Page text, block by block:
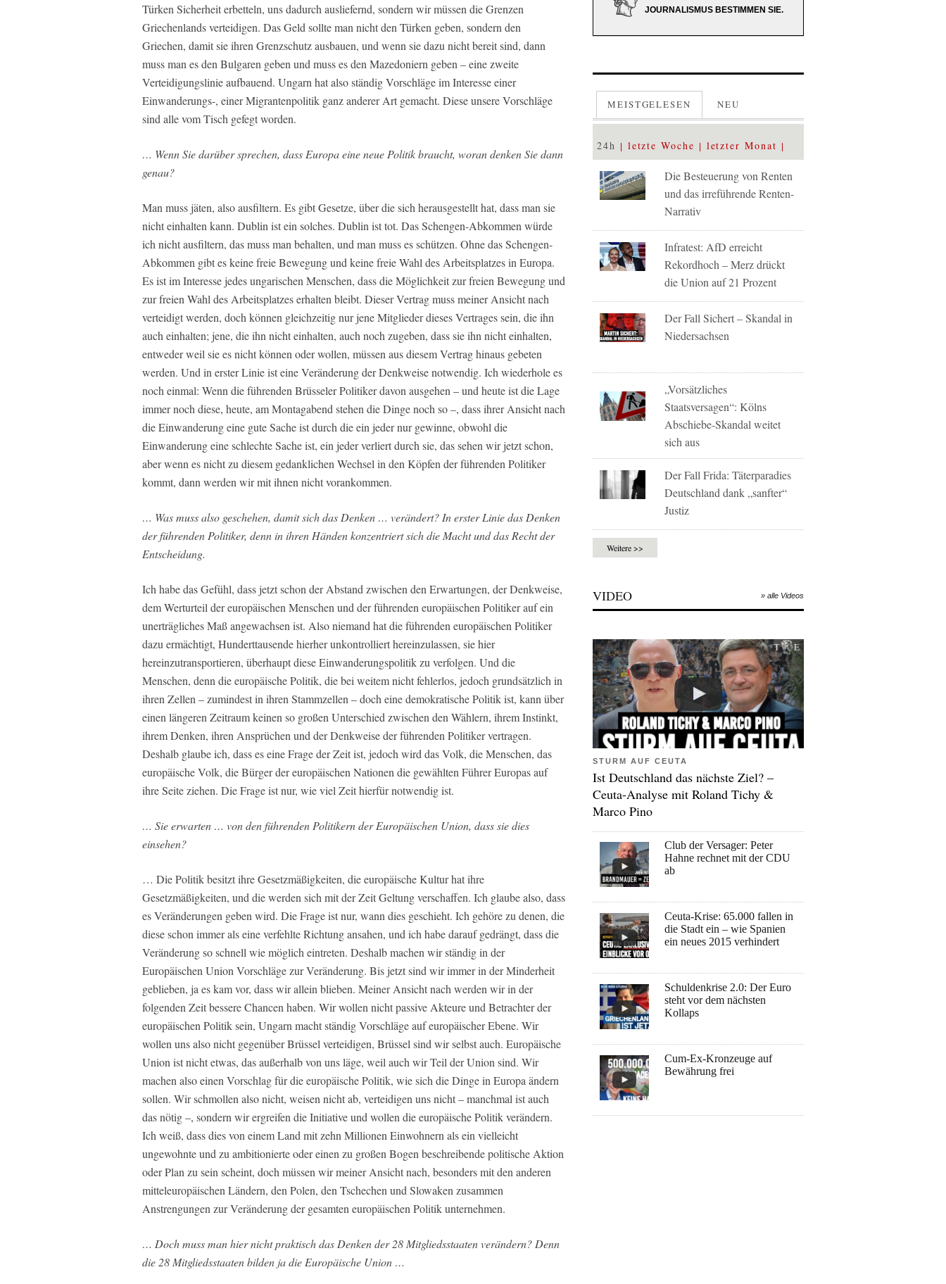
Türken Sicherheit erbetteln, uns dadurch ausliefernd, sondern wir müssen die Grenzen
Griechenlands verteidigen. Das Geld sollte man nicht den Türken geben, sondern den
Griechen, damit sie ihren Grenzschutz ausbauen, und wenn sie dazu nicht bereit sind, dann
muss man es den Bulgaren geben und muss es den Mazedoniern geben – eine zweite
Verteidigungslinie aufbauend. Ungarn hat also ständig Vorschläge im Interesse einer
Einwanderungs-, einer Migrantenpolitik ganz anderer Art gemacht. Diese unsere Vorschläge
sind alle vom Tisch gefegt worden.
… Wenn Sie darüber sprechen, dass Europa eine neue Politik braucht, woran denken Sie dann
genau?
Man muss jäten, also ausfiltern. Es gibt Gesetze, über die sich herausgestellt hat, dass man sie
nicht einhalten kann. Dublin ist ein solches. Dublin ist tot. Das Schengen-Abkommen würde
ich nicht ausfiltern, das muss man behalten, und man muss es schützen. Ohne das Schengen-
Abkommen gibt es keine freie Bewegung und keine freie Wahl des Arbeitsplatzes in Europa.
Es ist im Interesse jedes ungarischen Menschen, dass die Möglichkeit zur freien Bewegung und
zur freien Wahl des Arbeitsplatzes erhalten bleibt. Dieser Vertrag muss meiner Ansicht nach
verteidigt werden, doch können gleichzeitig nur jene Mitglieder dieses Vertrages sein, die ihn
auch einhalten; jene, die ihn nicht einhalten, auch noch zugeben, dass sie ihn nicht einhalten,
entweder weil sie es nicht können oder wollen, müssen aus diesem Vertrag hinaus gebeten
werden. Und in erster Linie ist eine Veränderung der Denkweise notwendig. Ich wiederhole es
noch einmal: Wenn die führenden Brüsseler Politiker davon ausgehen – und heute ist die Lage
immer noch diese, heute, am Montagabend stehen die Dinge noch so –, dass ihrer Ansicht nach
die Einwanderung eine gute Sache ist durch die ein jeder nur gewinne, obwohl die
Einwanderung eine schlechte Sache ist, ein jeder verliert durch sie, das sehen wir jetzt schon,
aber wenn es nicht zu diesem gedanklichen Wechsel in den Köpfen der führenden Politiker
kommt, dann werden wir mit ihnen nicht vorankommen.
… Was muss also geschehen, damit sich das Denken … verändert? In erster Linie das Denken
der führenden Politiker, denn in ihren Händen konzentriert sich die Macht und das Recht der
Entscheidung.
Ich habe das Gefühl, dass jetzt schon der Abstand zwischen den Erwartungen, der Denkweise,
dem Werturteil der europäischen Menschen und der führenden europäischen Politiker auf ein
unerträgliches Maß angewachsen ist. Also niemand hat die führenden europäischen Politiker
dazu ermächtigt, Hunderttausende hierher unkontrolliert hereinzulassen, sie hier
hereinzutransportieren, überhaupt diese Einwanderungspolitik zu verfolgen. Und die
Menschen, denn die europäische Politik, die bei weitem nicht fehlerlos, jedoch grundsätzlich in
ihren Zellen – zumindest in ihren Stammzellen – doch eine demokratische Politik ist, kann über
einen längeren Zeitraum keinen so großen Unterschied zwischen den Wählern, ihrem Instinkt,
ihrem Denken, ihren Ansprüchen und der Denkweise der führenden Politiker vertragen.
Deshalb glaube ich, dass es eine Frage der Zeit ist, jedoch wird das Volk, die Menschen, das
europäische Volk, die Bürger der europäischen Nationen die gewählten Führer Europas auf
ihre Seite ziehen. Die Frage ist nur, wie viel Zeit hierfür notwendig ist.
… Sie erwarten … von den führenden Politikern der Europäischen Union, dass sie dies
einsehen?
… Die Politik besitzt ihre Gesetzmäßigkeiten, die europäische Kultur hat ihre
Gesetzmäßigkeiten, und die werden sich mit der Zeit Geltung verschaffen. Ich glaube also, dass
es Veränderungen geben wird. Die Frage ist nur, wann dies geschieht. Ich gehöre zu denen, die
diese schon immer als eine verfehlte Richtung ansahen, und ich habe darauf gedrängt, dass die
Veränderung so schnell wie möglich eintreten. Deshalb machen wir ständig in der
Europäischen Union Vorschläge zur Veränderung. Bis jetzt sind wir immer in der Minderheit
geblieben, ja es kam vor, dass wir allein blieben. Meiner Ansicht nach werden wir in der
folgenden Zeit bessere Chancen haben. Wir wollen nicht passive Akteure und Betrachter der
europäischen Politik sein, Ungarn macht ständig Vorschläge auf europäischer Ebene. Wir
wollen uns also nicht gegenüber Brüssel verteidigen, Brüssel sind wir selbst auch. Europäische
Union ist nicht etwas, das außerhalb von uns läge, weil auch wir Teil der Union sind. Wir
machen also einen Vorschlag für die europäische Politik, wie sich die Dinge in Europa ändern
sollen. Wir schmollen also nicht, weisen nicht ab, verteidigen uns nicht – manchmal ist auch
das nötig –, sondern wir ergreifen die Initiative und wollen die europäische Politik verändern.
Ich weiß, dass dies von einem Land mit zehn Millionen Einwohnern als ein vielleicht
ungewohnte und zu ambitionierte oder einen zu großen Bogen beschreibende politische Aktion
oder Plan zu sein scheint, doch müssen wir meiner Ansicht nach, besonders mit den anderen
mitteleuropäischen Ländern, den Polen, den Tschechen und Slowaken zusammen
Anstrengungen zur Veränderung der gesamten europäischen Politik unternehmen.
… Doch muss man hier nicht praktisch das Denken der 28 Mitgliedsstaaten verändern? Denn
die 28 Mitgliedsstaaten bilden ja die Europäische Union …
JOURNALISMUS BESTIMMEN SIE.
MEISTGELESEN NEU
24h letzte Woche letzter Monat
Die Besteuerung von Renten
und das irreführende Renten-
Narrativ
Infratest: AfD erreicht
Rekordhoch – Merz drückt
die Union auf 21 Prozent
Der Fall Sichert – Skandal in
Niedersachsen
„Vorsätzliches
Staatsversagen“: Kölns
Abschiebe-Skandal weitet
sich aus
Der Fall Frida: Täterparadies
Deutschland dank „sanfter“
Justiz
Weitere >>
VIDEO » alle Videos
STURM AUF CEUTA
Ist Deutschland das nächste Ziel? –
Ceuta-Analyse mit Roland Tichy &
Marco Pino
Club der Versager: Peter
Hahne rechnet mit der CDU
ab
Ceuta-Krise: 65.000 fallen in
die Stadt ein – wie Spanien
ein neues 2015 verhindert
Schuldenkrise 2.0: Der Euro
steht vor dem nächsten
Kollaps
Cum-Ex-Kronzeuge auf
Bewährung frei